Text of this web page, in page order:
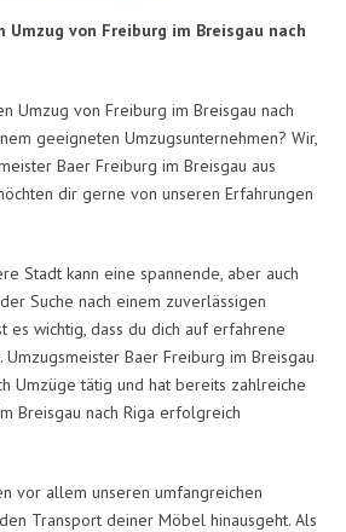
Umzug von Freiburg im Breisgau nach
Umzug von Freiburg im Breisgau nach
geeigneten Umzugsunternehmen? Wir,
Baer Freiburg im Breisgau aus
dir gerne von unseren Erfahrungen
Stadt kann eine spannende, aber auch
Suche nach einem zuverlässigen
es wichtig, dass du dich auf erfahrene
Umzugsmeister Baer Freiburg im Breisgau
Umzüge tätig und hat bereits zahlreiche
Breisgau nach Riga erfolgreich
vor allem unseren umfangreichen
Transport deiner Möbel hinausgeht. Als